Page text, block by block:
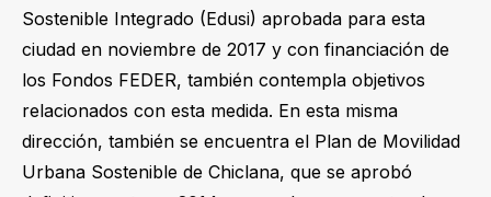
Sostenible Integrado (Edusi) aprobada para esta
ciudad en noviembre de 2017 y con financiación de
los Fondos FEDER, también contempla objetivos
relacionados con esta medida. En esta misma
dirección, también se encuentra el Plan de Movilidad
Urbana Sostenible de Chiclana, que se aprobó